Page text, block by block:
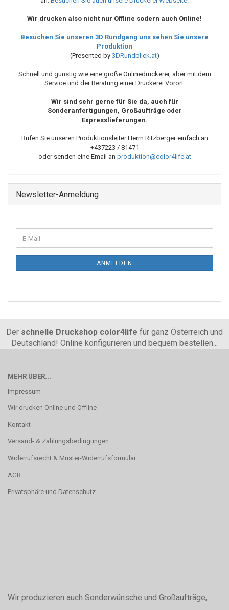
Wir drucken also nicht nur Offline sodern auch Online!
Besuchen Sie unseren 3D Rundgang uns sehen Sie unsere
Produktion
(Presented by 3DRundblick.at)
Schnell und günstig wie eine große Onlinedruckerei, aber mit dem
Service und der Beratung einer Druckerei Vorort.
Wir sind sehr gerne für Sie da, auch für
Sonderanfertigungen, Großaufträge oder
Expresslieferungen.
Rufen Sie unseren Produktionsleiter Herrn Ritzbergereinfach an
+437223 / 81471
oder senden eine Email an produktion@color4life.at
Newsletter-Anmeldung
ANMELDEN
Der schnelle Druckshop color4life für ganz Österreich und
Deutschland! Online konfigurieren und bequem bestellen...
MEHR ÜBER...
Impressum
Wir drucken Online und Offline
Kontakt
Versand- & Zahlungsbedingungen
Widerrufsrecht & Muster-Widerrufsformular
AGB
Privatsphäre und Datenschutz
Wir produzieren auch Sonderwünsche und Großaufträge,